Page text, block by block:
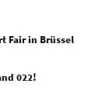
Fair in Brüssel
022!